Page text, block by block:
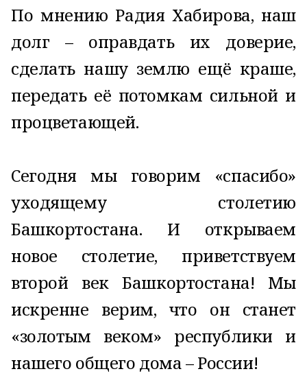
По мнению Радия Хабирова, наш
долг – оправдать их доверие,
сделать нашу землю ещё краше,
передать её потомкам сильной и
процветающей.
Сегодня мы говорим «спасибо»
уходящему столетию
Башкортостана. И открываем
новое столетие, приветствуем
второй век Башкортостана! Мы
искренне верим, что он станет
«золотым веком» республики и
нашего общего дома – России!